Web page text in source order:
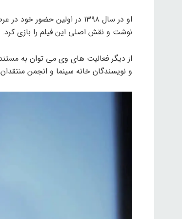
او در سال ۱۳۹۸ در اولین
نوشت و نقش اصلی این فیلم را بازی کرد.
از دیگر فعالیت های وی می توان به
و نویسندگان خانه سینما و انجمن